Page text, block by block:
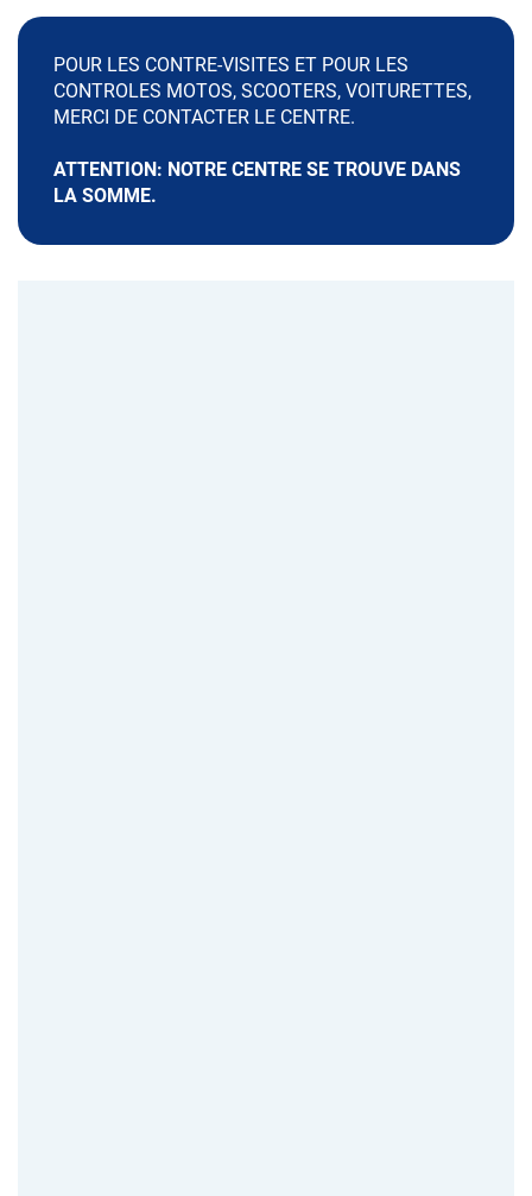
RESERVER
POUR LES CONTRE-VISITES ET POUR LES
CONTROLES MOTOS, SCOOTERS, VOITURETTES,
MERCI DE CONTACTER LE CENTRE.
ATTENTION: NOTRE CENTRE SE TROUVE DANS
LA SOMME.